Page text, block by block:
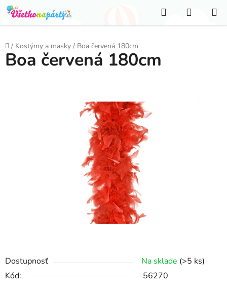
Prejsť
na
obsah
Hľadať
KOŠÍK
Domov
/ Kostýmy a masky / Boa červená 180cm
Dostupnosť Na sklade (>5 ks)
Kód:
56270
Boa červená 180cm